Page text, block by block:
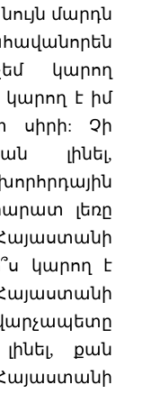
մարդն
կարող
է իմ
սիրի: Չի
լինել,
լեռը
կարող է
քան